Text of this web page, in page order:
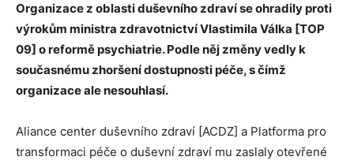
Organizace z oblasti duševního zdraví se ohradily proti
výrokům ministra zdravotnictví Vlastimila Válka [TOP
09] o reformě psychiatrie. Podle něj změny vedly k
současnému zhoršení dostupnosti péče, s čímž
organizace ale nesouhlasí.
Aliance center duševního zdraví [ACDZ] a Platforma pro
transformaci péče o duševní zdraví mu zaslaly otevřené